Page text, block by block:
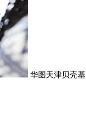
华图天津贝壳基